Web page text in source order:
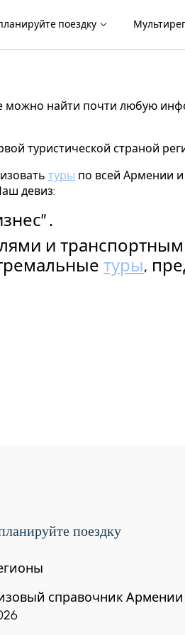
поездку
можно найти почти любую
туристической страной
туры по всей Армении
девиз:
и
туры,
поездку
справочник Армении